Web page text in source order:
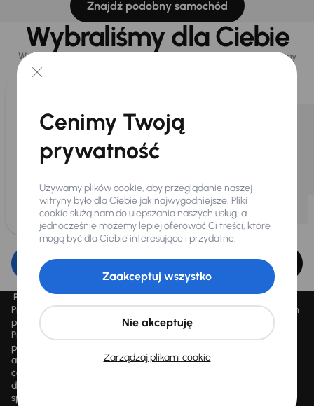
Znajdź podobny samochód
Wybraliśmy dla Ciebie
Wybieramy dla Ciebie
z naszej oferty. Kupimy
Edytuj filtr
Promocja „Letnie przeceny aż 1500 aut”
Promocja „Letnie przeceny aż 1500 aut” obowiązuje we wszystkich
placówkach Autocentrum AAA AUTO Sp. z o.o. („AAA AUTO”).
Promocja polega na możliwości nabycia wybranych pojazdów
przecenionych, wskazanych w serwisie internetowym
aaaauto.pl/promocja, ze zniżką uwidocznioną w prezentowanej
cenie. Zniżka jest obliczana jako różnica pomiędzy najniższą ceną
danego pojazdu z 30 dni przed obniżką a jego aktualną ceną
sprzedaży. Liczba samochodów objętych promocją jest zmienna i
Cenimy Twoją
prywatność
Używamy plików cookie, aby przeglądanie naszej
witryny było dla Ciebie jak najwygodniejsze. Pliki
cookie służą nam do ulepszania naszych usług, a
jednocześnie możemy lepiej oferować Ci treści, które
mogą być dla Ciebie interesujące i przydatne.
Zarządzaj plikami cookie
Nie akceptuję
Zaakceptuj wszystko